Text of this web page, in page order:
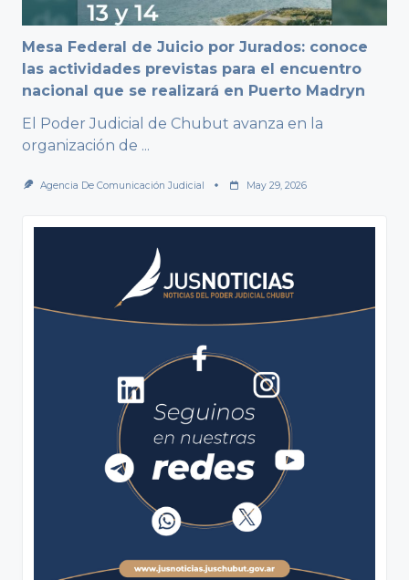
Mesa Federal de Juicio por Jurados: conoce
las actividades previstas para el encuentro
nacional que se realizará en Puerto Madryn
El Poder Judicial de Chubut avanza en la
organización de ...
Agencia De Comunicación Judicial May 29, 2026